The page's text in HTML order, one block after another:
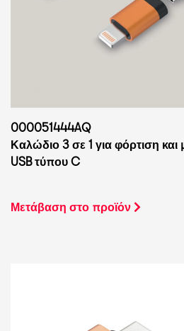
000051444AQ
Καλώδιο 3 σε 1 για φόρτιση
USB τύπου C
Μετάβαση στο προϊόν